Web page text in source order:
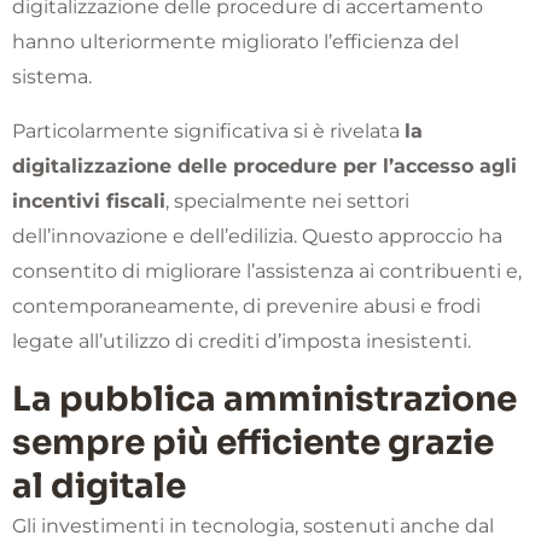
digitalizzazione delle procedure di accertamento
hanno ulteriormente migliorato l’efficienza del
sistema.
Particolarmente significativa si è rivelata la
digitalizzazione delle procedure per l’accesso agli
incentivi fiscali, specialmente nei settori
dell’innovazione e dell’edilizia. Questo approccio ha
consentito di migliorare l’assistenza ai contribuenti e,
contemporaneamente, di prevenire abusi e frodi
legate all’utilizzo di crediti d’imposta inesistenti.
La pubblica amministrazione
sempre più efficiente grazie
al digitale
Gli investimenti in tecnologia, sostenuti anche dal